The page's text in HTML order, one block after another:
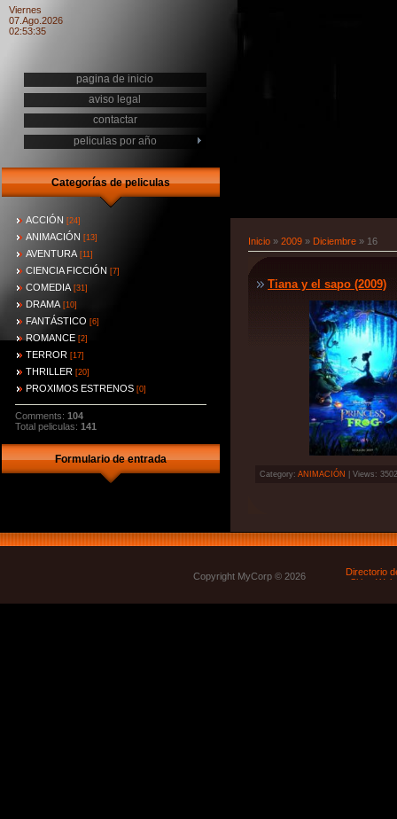
Viernes
07.Ago.2026
02:53:35
pagina de inicio
aviso legal
contactar
peliculas por año
Categorías de peliculas
ACCIÓN [24]
ANIMACIÓN [13]
AVENTURA [11]
CIENCIA FICCIÓN [7]
COMEDIA [31]
DRAMA [10]
FANTÁSTICO [6]
ROMANCE [2]
TERROR [17]
THRILLER [20]
PROXIMOS ESTRENOS [0]
Comments: 104
Total peliculas: 141
Formulario de entrada
Inicio » 2009 » Diciembre » 16
Tiana y el sapo (2009)
Category: ANIMACIÓN | Views:
Copyright MyCorp © 2026